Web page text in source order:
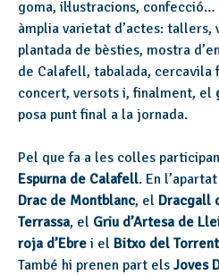
goma, il·lustracions,
àmplia varietat d’actes:
plantada de bèsties, mostra
de Calafell, tabalada, cercavila
concert, versots i, finalment, el
posa punt final a la jornada.
Pel que fa a les colles
Espurna de Calafell. En
Drac de Montblanc, el Dracgall
Terrassa, el Griu d’Artesa de
roja d’Ebre i el Bitxo del
També hi prenen part els Joves